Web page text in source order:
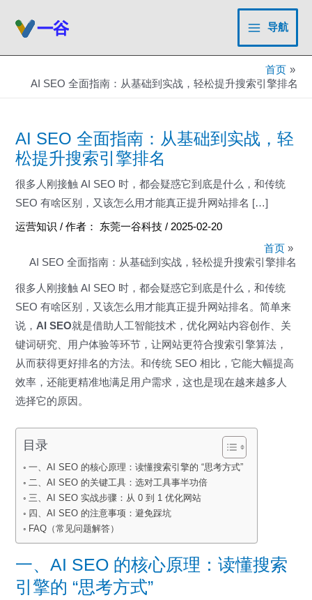
Main
Menu
导航
首页
AI SEO 全面指南：从基础到实战，轻松提升搜索引擎排名
AI SEO 全面指南：从基础到实战，轻
松提升搜索引擎排名
很多人刚接触 AI SEO 时，都会疑惑它到底是什么，和传统
SEO 有啥区别，又该怎么用才能真正提升网站排名 […]
运营知识 / 作者： 东莞一谷科技/ 2025-02-20
首页
AI SEO 全面指南：从基础到实战，轻松提升搜索引擎排名
很多人刚接触 AI SEO 时，都会疑惑它到底是什么，和传统
SEO 有啥区别，又该怎么用才能真正提升网站排名。简单来
说，AI SEO就是借助人工智能技术，优化网站内容创作、关
键词研究、用户体验等环节，让网站更符合搜索引擎算法，
从而获得更好排名的方法。和传统 SEO 相比，它能大幅提高
效率，还能更精准地满足用户需求，这也是现在越来越多人
选择它的原因。
目录
一、AI SEO 的核心原理：读懂搜索引擎的 “思考方式”
二、AI SEO 的关键工具：选对工具事半功倍
三、AI SEO 实战步骤：从 0 到 1 优化网站
四、AI SEO 的注意事项：避免踩坑
FAQ（常见问题解答）
一、AI SEO 的核心原理：读懂搜索
引擎的 “思考方式”